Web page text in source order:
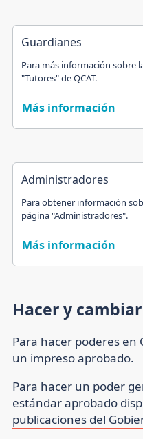
Guardianes
Para más información sobre
"Tutores" de QCAT.
Más información
Administradores
Para obtener información
página "Administradores".
Más información
Hacer y cambiar
Para hacer poderes
un impreso aprobado.
Para hacer un poder
estándar aprobado
publicaciones del